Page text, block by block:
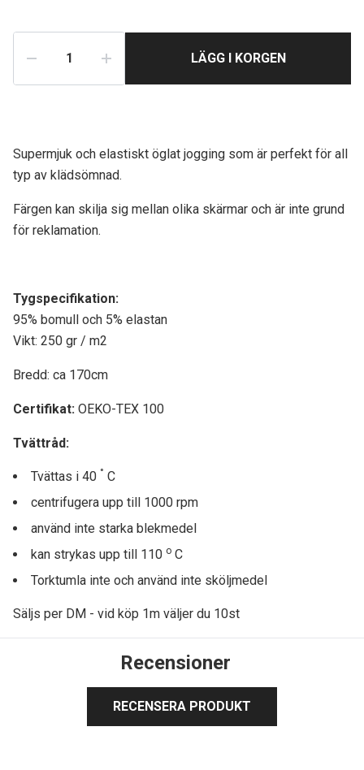
LÄGG I KORGEN
Supermjuk och elastiskt öglat jogging som är perfekt för all
typ av klädsömnad.
Färgen kan skilja sig mellan olika skärmar och är inte grund
för reklamation.
Tygspecifikation:
95% bomull och 5% elastan
Vikt: 250 gr / m2
Bredd: ca 170cm
Certifikat: OEKO-TEX 100
Tvättråd:
Tvättas i 40 ° C
centrifugera upp till 1000 rpm
använd inte starka blekmedel
kan strykas upp till 110 o C
Torktumla inte och använd inte sköljmedel
Säljs per DM - vid köp 1m väljer du 10st
Recensioner
RECENSERA PRODUKT